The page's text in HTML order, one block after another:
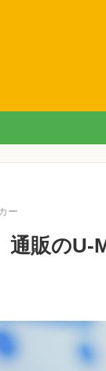
ー
通販の